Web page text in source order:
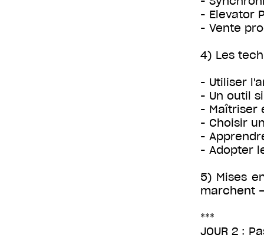
- Elevator
- Vente
4) Les
- Utiliser
- Un outil
- Maîtriser
- Choisir
-
- Adopter
5) Mises
marchent
***
JOUR 2 :